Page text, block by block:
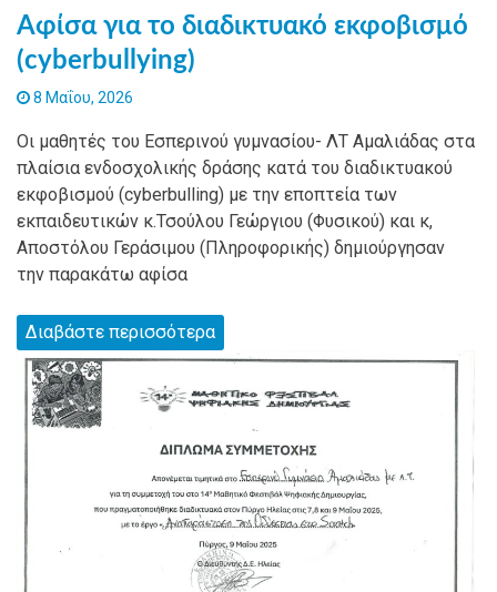
Αφίσα για το διαδικτυακό εκφοβισμό
(cyberbullying)
8 Μαΐου, 2026
Οι μαθητές του Εσπερινού γυμνασίου- ΛΤ Αμαλιάδας στα
πλαίσια ενδοσχολικής δράσης κατά του διαδικτυακού
εκφοβισμού (cyberbulling) με την εποπτεία των
εκπαιδευτικών κ.Τσούλου Γεώργιου (Φυσικού) και κ,
Αποστόλου Γεράσιμου (Πληροφορικής) δημιούργησαν
την παρακάτω αφίσα
Διαβάστε περισσότερα